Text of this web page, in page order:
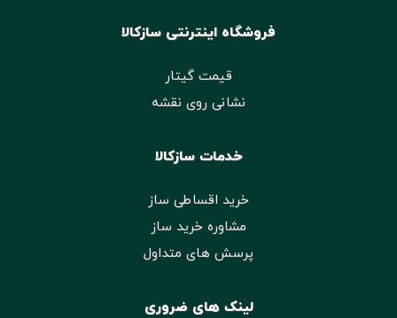
فروشگاه اینترنتی سازکالا
قیمت گیتار
نشانی روی نقشه
خدمات سازکالا
خرید اقساطی ساز
مشاوره خرید ساز
پرسش های متداول
لینک های ضروری